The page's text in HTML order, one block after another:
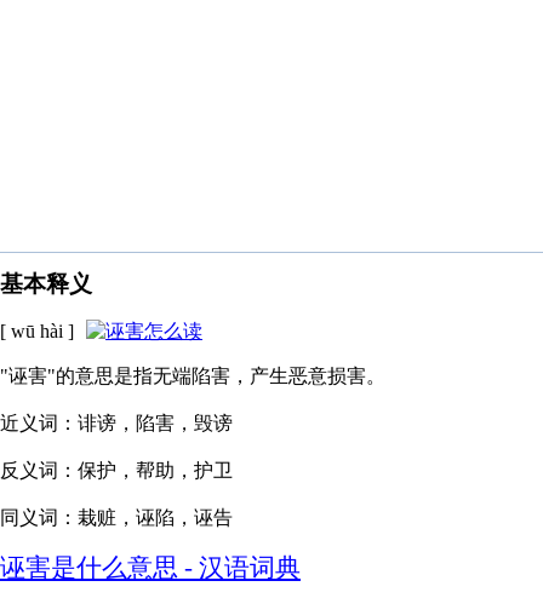
基本释义
[ wū hài ]
"诬害"的意思是指无端陷害，产生恶意损害。
近义词：诽谤，陷害，毁谤
反义词：保护，帮助，护卫
同义词：栽赃，诬陷，诬告
诬害是什么意思 - 汉语词典